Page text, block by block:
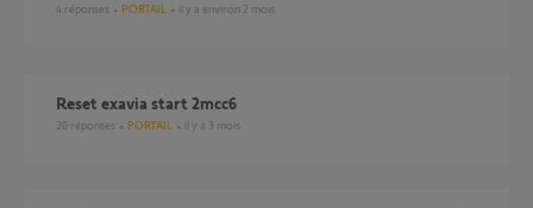
4 réponses PORTAIL il y a environ 2 mois
Reset exavia start 2mcc6
20 réponses PORTAIL il y a 3 mois